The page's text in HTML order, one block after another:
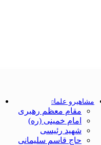
مشاهیرو علما
مقام معظم رهبری
امام خمینی (ره)
شهید رئیسی
حاج قاسم سلیمانی